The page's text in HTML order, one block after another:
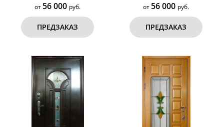
от 56 000 руб.
ПРЕДЗАКАЗ
от 56 000 руб.
ПРЕДЗАКАЗ